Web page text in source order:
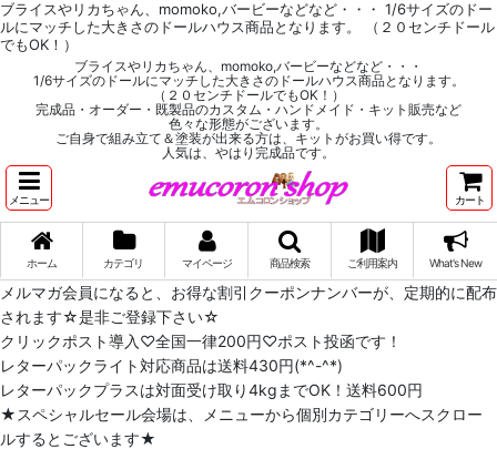
ブライスやリカちゃん、momoko,バービーなどなど・・・ 1/6サイズのドー
ルにマッチした大きさのドールハウス商品となります。 （２０センチドール
でもOK！）
ブライスやリカちゃん、momoko,バービーなどなど・・・
1/6サイズのドールにマッチした大きさのドールハウス商品となります。
（２０センチドールでもOK！）
完成品・オーダー・既製品のカスタム・ハンドメイド・キット販売など
色々な形態がございます。
ご自身で組み立て＆塗装が出来る方は、キットがお買い得です。
人気は、やはり完成品です。
メニュー カート
ホーム カテゴリ マイページ 商品検索 ご利用案内 What's New
メルマガ会員になると、お得な割引クーポンナンバーが、定期的に配布
されます☆是非ご登録下さい☆
クリックポスト導入♡全国一律200円♡ポスト投函です！
レターパックライト対応商品は送料430円(*^-^*)
レターパックプラスは対面受け取り4kgまでOK！送料600円
★スペシャルセール会場は、メニューから個別カテゴリーへスクロー
ルするとございます★